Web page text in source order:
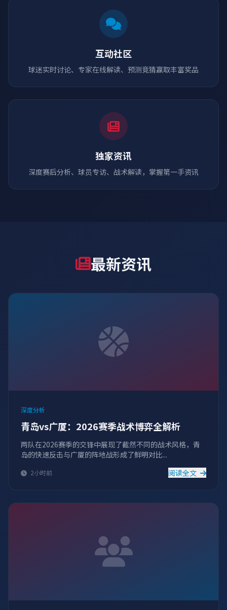
互动社区
球迷实时讨论、专家在线解读、预测竞猜赢取丰富奖品
独家资讯
深度赛后分析、球员专访、战术解读，掌握第一手资讯
最新资讯
深度分析
青岛vs广厦：2026赛季战术博弈全解析
两队在2026赛季的交锋中展现了截然不同的战术风格，青
岛的快速反击与广厦的阵地战形成了鲜明对比...
2小时前 阅读全文